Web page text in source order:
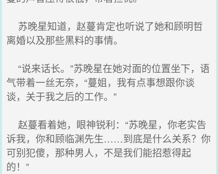
苏晚星知道，赵蔓肯定也听说了她和顾明哲
离婚以及那些黑料的事情。
“说来话长。”苏晚星在她对面的位置坐下，语
气带着一丝无奈，“蔓姐，我有点事想跟你谈
谈，关于我之后的工作。”
赵蔓看着她，眼神锐利：“苏晚星，你老实告
诉我，你和顾临渊先生……到底是什么关系？你
可别犯傻，那种男人，不是我们能招惹得起
的！”